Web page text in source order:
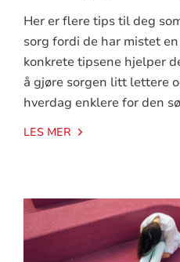
Her er flere tips til deg
sorg fordi de har mistet
konkrete tipsene hjelper
å gjøre sorgen litt lettere
hverdag enklere for den
LES MER